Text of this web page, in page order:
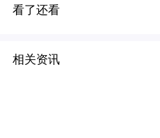
看了还看
相关资讯